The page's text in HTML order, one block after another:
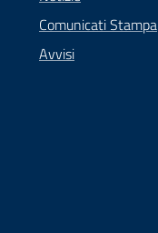
Comunicati Stampa
Avvisi